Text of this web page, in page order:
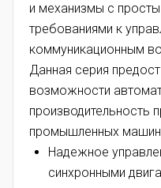
и механизмы с
требованиями к
коммуникационным
Данная серия
возможности
производительность
промышленных
Надежное
синхронными